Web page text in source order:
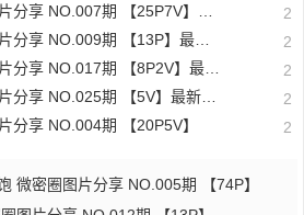
期 【25P7V】最新至：2023.10.24 2
期 【13P】最新至：2023.12.28 2
期 【8P2V】最新至：2204.11.14 2
期 【5V】最新至：2025.3.12 2
分享 NO.004期 【20P5V】 2
微密圈图片分享 NO.005期 【74P】